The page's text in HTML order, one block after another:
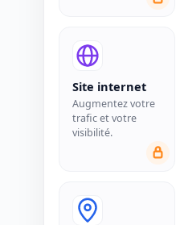
Site internet
Augmentez votre
trafic et votre
visibilité.